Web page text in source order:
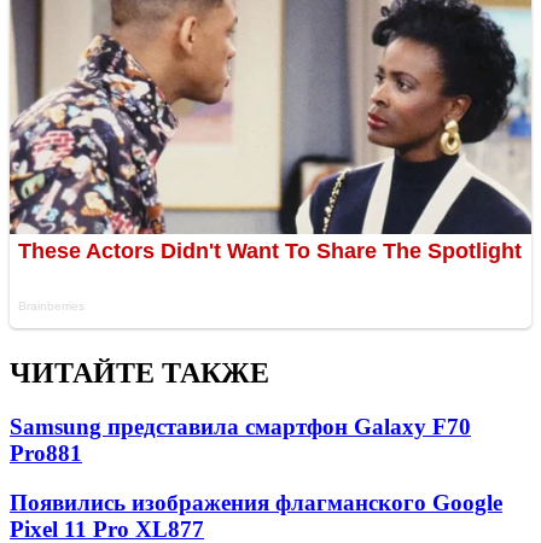
ЧИТАЙТЕ ТАКЖЕ
Samsung представила смартфон Galaxy F70
Pro881
Появились изображения флагманского Google
Pixel 11 Pro XL877